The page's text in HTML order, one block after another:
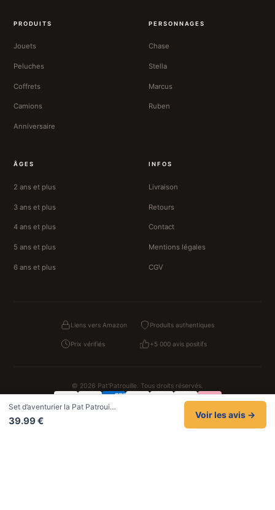
PRODUITS
Jouets
Peluches
Coffrets
Camions
Anniversaire
PERSONNAGES
Chase
Stella
Marcus
Ruben
ÂGES
2 ans et plus
3 ans et plus
4 ans et plus
5 ans et plus
6 ans et plus
INFOS
Livraison
Retours
Contact
Mentions légales
CGV
Liens vers Amazon Produits authentiques
Prix vérifiés +5 000 avis positifs
© 2026 Pat'Patrouille. Tous droits réservés.
Confidentialité Mentions légales
Set d’aventurier la Pat Patroui…
39.99 €
Voir les avis →